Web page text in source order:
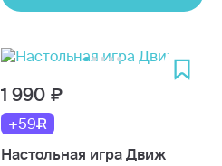
1 990
+59
Настольная игра Движ